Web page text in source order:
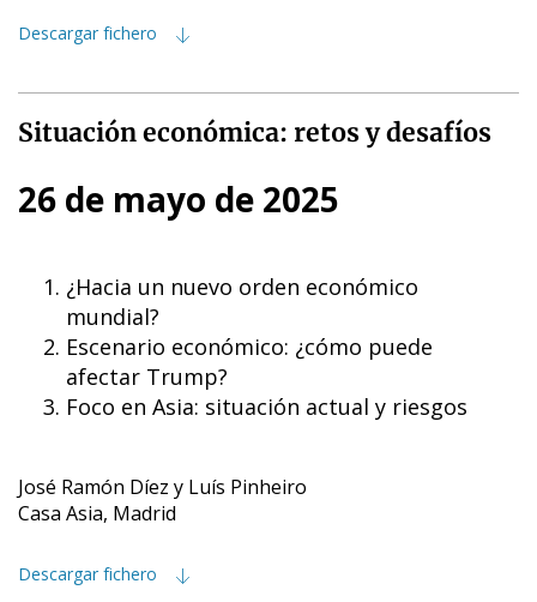
Descargar fichero
Situación económica: retos y desafíos
26 de mayo de 2025
¿Hacia un nuevo orden económico
mundial?
Escenario económico: ¿cómo puede
afectar Trump?
Foco en Asia: situación actual y riesgos
José Ramón Díez y Luís Pinheiro
Casa Asia, Madrid
Descargar fichero